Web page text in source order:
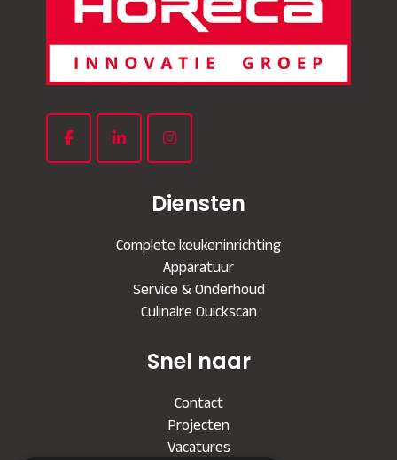
Diensten
Complete keukeninrichting
Apparatuur
Service & Onderhoud
Culinaire Quickscan
Snel naar
Contact
Projecten
Vacatures